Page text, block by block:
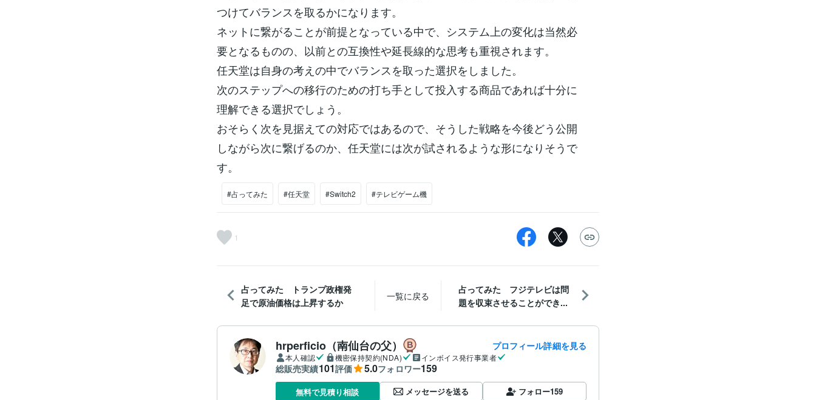
つけてバランスを取るかになります。
ネットに繋がることが前提となっている中で、システム上の変化は当然必
要となるものの、以前との互換性や延長線的な思考も重視されます。
任天堂は自身の考えの中でバランスを取った選択をしました。
次のステップへの移行のための打ち手として投入する商品であれば十分に
理解できる選択でしょう。
おそらく次を見据えての対応ではあるので、そうした戦略を今後どう公開
しながら次に繋げるのか、任天堂には次が試されるような形になりそうで
す。
#占ってみた #任天堂 #Switch2 #テレビゲーム機
1
占ってみた トランプ政権発
足で原油価格は上昇するか
一覧に戻る
占ってみた フジテレビは問
題を収束させることができ...
hrperficio（南仙台の父） プロフィール詳細を見る
本人確認 機密保持契約(NDA) インボイス発行事業者
総販売実績101評価 5.0フォロワー159
無料で見積り相談 メッセージを送る フォロー159